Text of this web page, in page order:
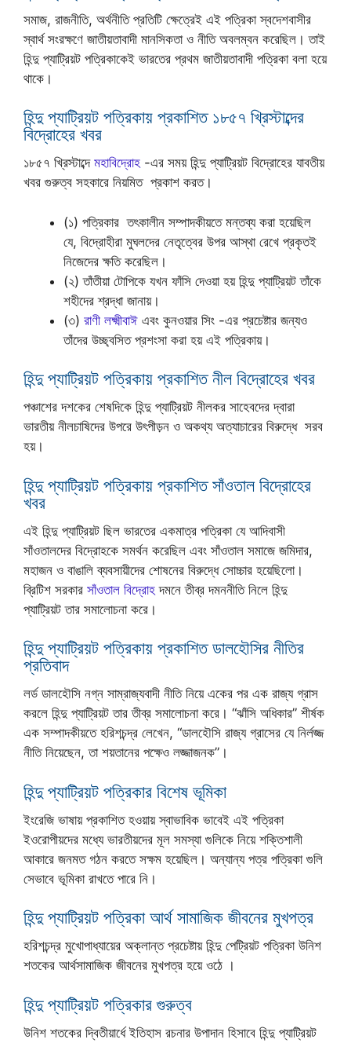
সমাজ, রাজনীতি, অর্থনীতি প্রতিটি ক্ষেত্রেই এই পত্রিকা স্বদেশবাসীর
স্বার্থ সংরক্ষণে জাতীয়তাবাদী মানসিকতা ও নীতি অবলম্বন করেছিল। তাই
হিন্দু প্যাট্রিয়ট পত্রিকাকেই ভারতের প্রথম জাতীয়তাবাদী পত্রিকা বলা হয়ে
থাকে।
হিন্দু প্যাট্রিয়ট পত্রিকায় প্রকাশিত ১৮৫৭ খ্রিস্টাব্দের
বিদ্রোহের খবর
১৮৫৭ খ্রিস্টাব্দে মহাবিদ্রোহ -এর সময় হিন্দু প্যাট্রিয়ট বিদ্রোহের যাবতীয়
খবর গুরুত্ব সহকারে নিয়মিত প্রকাশ করত।
(১) পত্রিকার তৎকালীন সম্পাদকীয়তে মন্তব্য করা হয়েছিল
যে, বিদ্রোহীরা মুঘলদের নেতৃত্বের উপর আস্থা রেখে প্রকৃতই
নিজেদের ক্ষতি করেছিল।
(২) তাঁতীয়া টোপিকে যখন ফাঁসি দেওয়া হয় হিন্দু প্যাট্রিয়ট তাঁকে
শহীদের শ্রদ্ধা জানায়।
(৩) রাণী লক্ষ্মীবাঈ এবং কুনওয়ার সিং -এর প্রচেষ্টার জন্যও
তাঁদের উচ্ছ্বসিত প্রশংসা করা হয় এই পত্রিকায়।
হিন্দু প্যাট্রিয়ট পত্রিকায় প্রকাশিত নীল বিদ্রোহের খবর
পঞ্চাশের দশকের শেষদিকে হিন্দু প্যাট্রিয়ট নীলকর সাহেবদের দ্বারা
ভারতীয় নীলচাষিদের উপরে উৎপীড়ন ও অকথ্য অত্যাচারের বিরুদ্ধে সরব
হয়।
হিন্দু প্যাট্রিয়ট পত্রিকায় প্রকাশিত সাঁওতাল বিদ্রোহের
খবর
এই হিন্দু প্যাট্রিয়ট ছিল ভারতের একমাত্র পত্রিকা যে আদিবাসী
সাঁওতালদের বিদ্রোহকে সমর্থন করেছিল এবং সাঁওতাল সমাজে জমিদার,
মহাজন ও বাঙালি ব্যবসায়ীদের শোষনের বিরুদ্ধে সোচ্চার হয়েছিলো।
ব্রিটিশ সরকার সাঁওতাল বিদ্রোহ দমনে তীব্র দমননীতি নিলে হিন্দু
প্যাট্রিয়ট তার সমালোচনা করে।
হিন্দু প্যাট্রিয়ট পত্রিকায় প্রকাশিত ডালহৌসির নীতির
প্রতিবাদ
লর্ড ডালহৌসি নগ্ন সাম্রাজ্যবাদী নীতি নিয়ে একের পর এক রাজ্য গ্রাস
করলে হিন্দু প্যাট্রিয়ট তার তীব্র সমালোচনা করে। “ঝাঁসি অধিকার” শীর্ষক
এক সম্পাদকীয়তে হরিশচন্দ্র লেখেন, “ডালহৌসি রাজ্য গ্রাসের যে নির্লজ্জ
নীতি নিয়েছেন, তা শয়তানের পক্ষেও লজ্জাজনক”।
হিন্দু প্যাট্রিয়ট পত্রিকার বিশেষ ভূমিকা
ইংরেজি ভাষায় প্রকাশিত হওয়ায় স্বাভাবিক ভাবেই এই পত্রিকা
ইওরোপীয়দের মধ্যে ভারতীয়দের মূল সমস্যা গুলিকে নিয়ে শক্তিশালী
আকারে জনমত গঠন করতে সক্ষম হয়েছিল। অন্যান্য পত্র পত্রিকা গুলি
সেভাবে ভূমিকা রাখতে পারে নি।
হিন্দু প্যাট্রিয়ট পত্রিকা আর্থ সামাজিক জীবনের মুখপত্র
হরিশচন্দ্র মুখোপাধ্যায়ের অক্লান্ত প্রচেষ্টায় হিন্দু পেট্রিয়ট পত্রিকা উনিশ
শতকের আর্থসামাজিক জীবনের মুখপত্র হয়ে ওঠে ।
হিন্দু প্যাট্রিয়ট পত্রিকার গুরুত্ব
উনিশ শতকের দ্বিতীয়ার্ধে ইতিহাস রচনার উপাদান হিসাবে হিন্দু প্যাট্রিয়ট